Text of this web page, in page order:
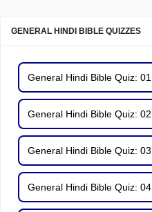
GENERAL HINDI BIBLE QUIZZES
General Hindi Bible Quiz: 01
General Hindi Bible Quiz: 02
General Hindi Bible Quiz: 03
General Hindi Bible Quiz: 04